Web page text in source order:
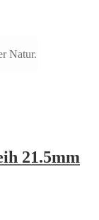
Natur.
21.5mm